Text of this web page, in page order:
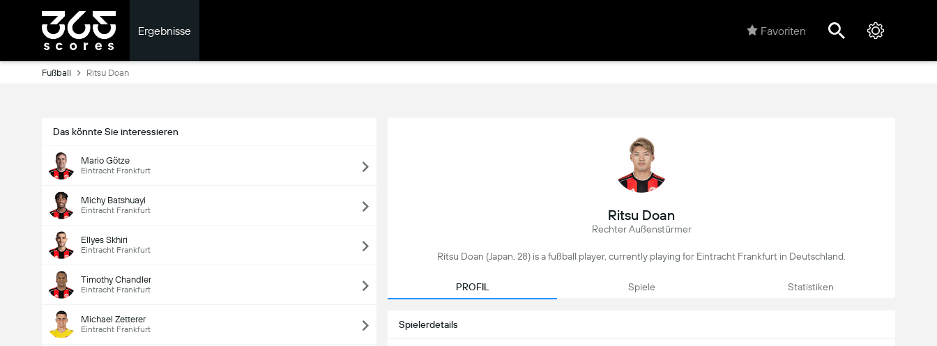
Ergebnisse Favoriten
Fußball Ritsu Doan
Das könnte Sie interessieren
Mario Götze
Eintracht Frankfurt
Michy Batshuayi
Eintracht Frankfurt
Ellyes Skhiri
Eintracht Frankfurt
Timothy Chandler
Eintracht Frankfurt
Michael Zetterer
Eintracht Frankfurt
Ritsu Doan
Rechter Außenstürmer
Ritsu Doan (Japan, 28) is a fußball player, currently playing for Eintracht Frankfurt in Deutschland.
PROFIL Spiele Statistiken
Spielerdetails